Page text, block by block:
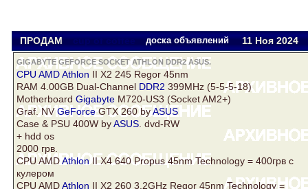
ПРОДАМ cup of coffee доска объявлений 11 Ноя2024
GIGABYTE GEFORCE SOCKET ATHLON DDR2 ASUS.
CPU AMDAthlon II X2 245 Regor 45nm
RAM 4.00GB Dual-Channel DDR2 399MHz (5-5-5-18)
Motherboard Gigabyte M720-US3 (Socket AM2+)
Graf. NVGeForceGTX 260 byASUS
Case & PSU 400W byASUS . dvd-RW
+ hdd os
2000 грв.
CPU AMDAthlonII X4 640 Propus 45nm Technology = 400грв c
кулером
СPU AMDAthlon II X2 260 3.2GHz Regor 45nm Technology =